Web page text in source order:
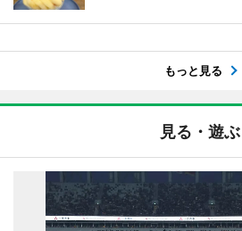
もっと見る
見る・遊ぶ